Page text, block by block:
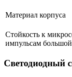
Материал корпуса
Стойкость к
импульсам
Светодиодный